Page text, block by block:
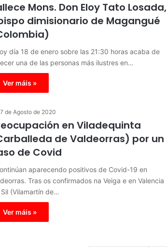
Mons. Don Eloy Tato Losada,
dimisionario de Magangué
día 18 de enero sobre las 21:30 horas acaba de
una de las personas más ilustres en…
Ver máis »
de Agosto de 2020
en Viladequinta
de Valdeorras) por un
de Covid
aparecendo positivos de Covid-19 en
Tras os confirmados na Veiga e en Valencia
(Vilamartín de…
Ver máis »